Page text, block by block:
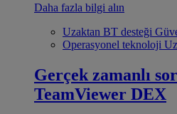
Daha fazla bilgi alın
Uzaktan BT desteği
Operasyonel teknoloji
Gerçek zamanlı
TeamViewer DEX